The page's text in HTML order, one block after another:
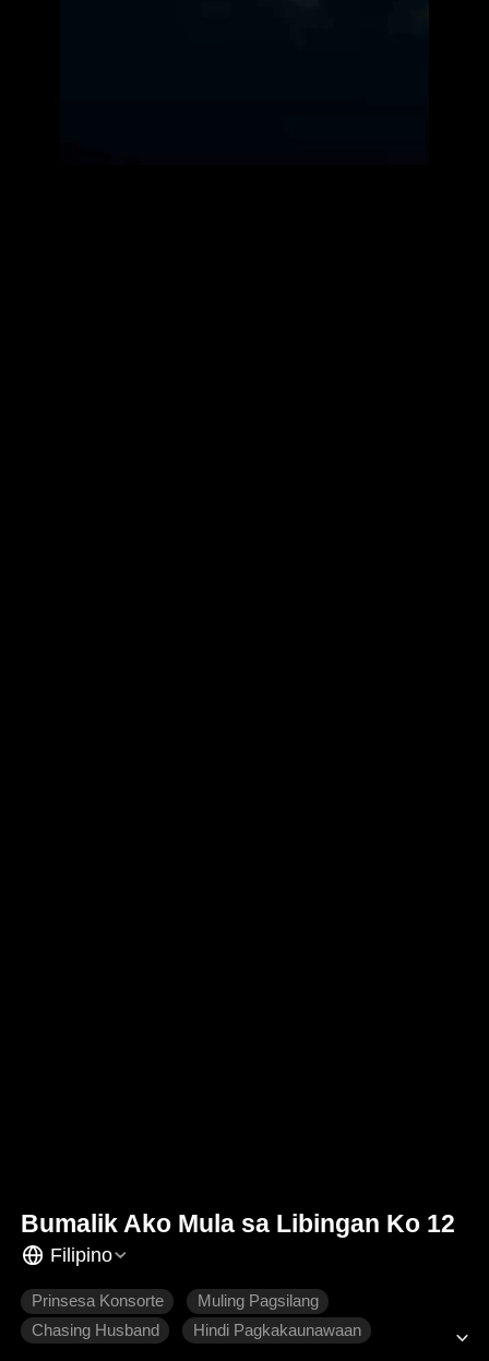
Bumalik Ako Mula sa Libingan Ko 12
Filipino
Prinsesa Konsorte
Muling Pagsilang
Chasing Husband
Hindi Pagkakaunawaan